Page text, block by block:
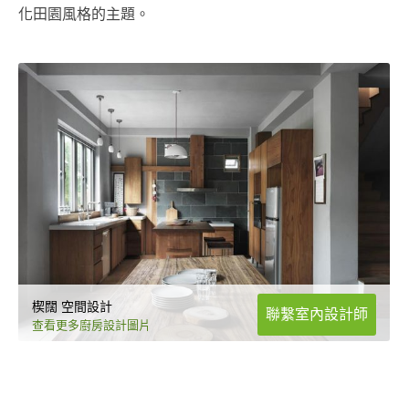
化田園風格的主題。
楔闊 空間設計
查看更多廚房設計圖片
聯繫室內設計師